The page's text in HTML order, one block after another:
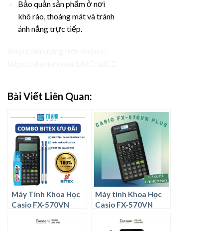
Bảo quản sản phẩm ở nơi
khô ráo, thoáng mát và tránh
ánh nắng trực tiếp.
Bài Viết Liên Quan:
Máy Tính Khoa Học
Casio FX-570VN
Nước Bitex [1] + Bút
Máy tính Khoa Học
Casio FX-570VN